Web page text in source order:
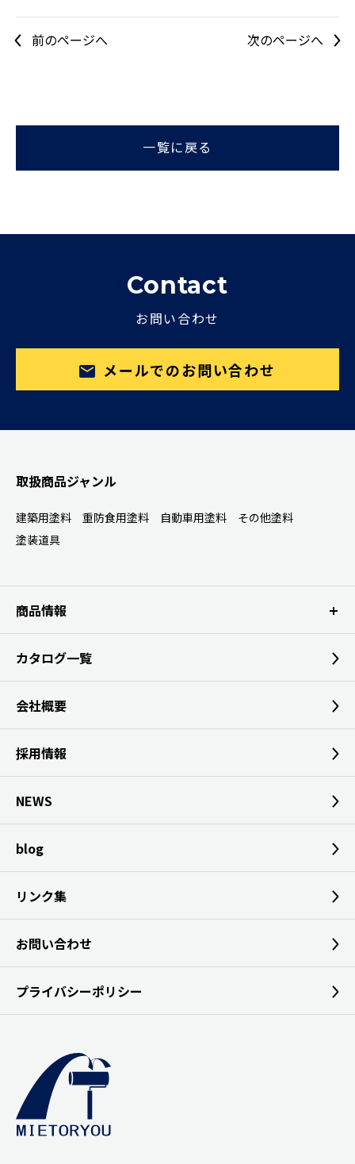
前のページへ 次のページへ
一覧に戻る
Contact
お問い合わせ
メールでのお問い合わせ
取扱商品ジャンル
建築用塗料 重防食用塗料 自動車用塗料
その他塗料
塗装道具
商品情報
カタログ一覧
会社概要
採用情報
NEWS
blog
リンク集
お問い合わせ
プライバシーポリシー